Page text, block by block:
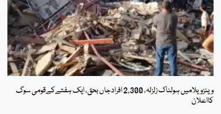
وینزویلامیں ہولناک زلزلہ، 2,300 افرادجاں بحق، ایک ہفتےکےقومی سوگ
کااعلان